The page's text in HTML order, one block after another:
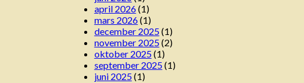
april 2026(1)
mars 2026(1)
december 2025(1)
november 2025(2)
oktober 2025(1)
september 2025(1)
juni 2025(1)